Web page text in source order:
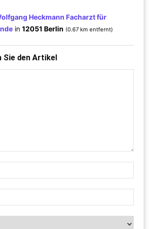
Heckmann Facharzt für
in12051 Berlin (0.67 km entfernt)
Sie den Artikel